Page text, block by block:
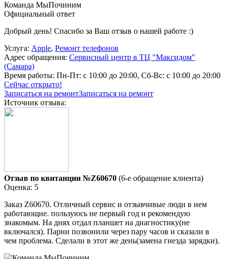
Команда МыПочиним
Официальный ответ
Добрый день! Спасибо за Ваш отзыв о нашей работе :)
Услуга: Apple, Ремонт телефонов
Адрес обращения: Сервисный центр в ТЦ "Максидом"
(Самара)
Время работы: Пн-Пт: с 10:00 до 20:00, Сб-Вс: с 10:00 до 20:00
Сейчас открыто!
Записаться на ремонтЗаписаться на ремонт
Источник отзыва:
Отзыв по квитанции №Z60670 (6-е обращение клиента)
Оценка: 5
Заказ Z60670. Отличный сервис и отзывчивые люди в нем
работающие. пользуюсь не первый год и рекомендую
знакомым. На днях отдал планшет на диагностику(не
включался). Парни позвонили через пару часов и сказали в
чем проблема. Сделали в этот же день(замена гнезда зарядки).